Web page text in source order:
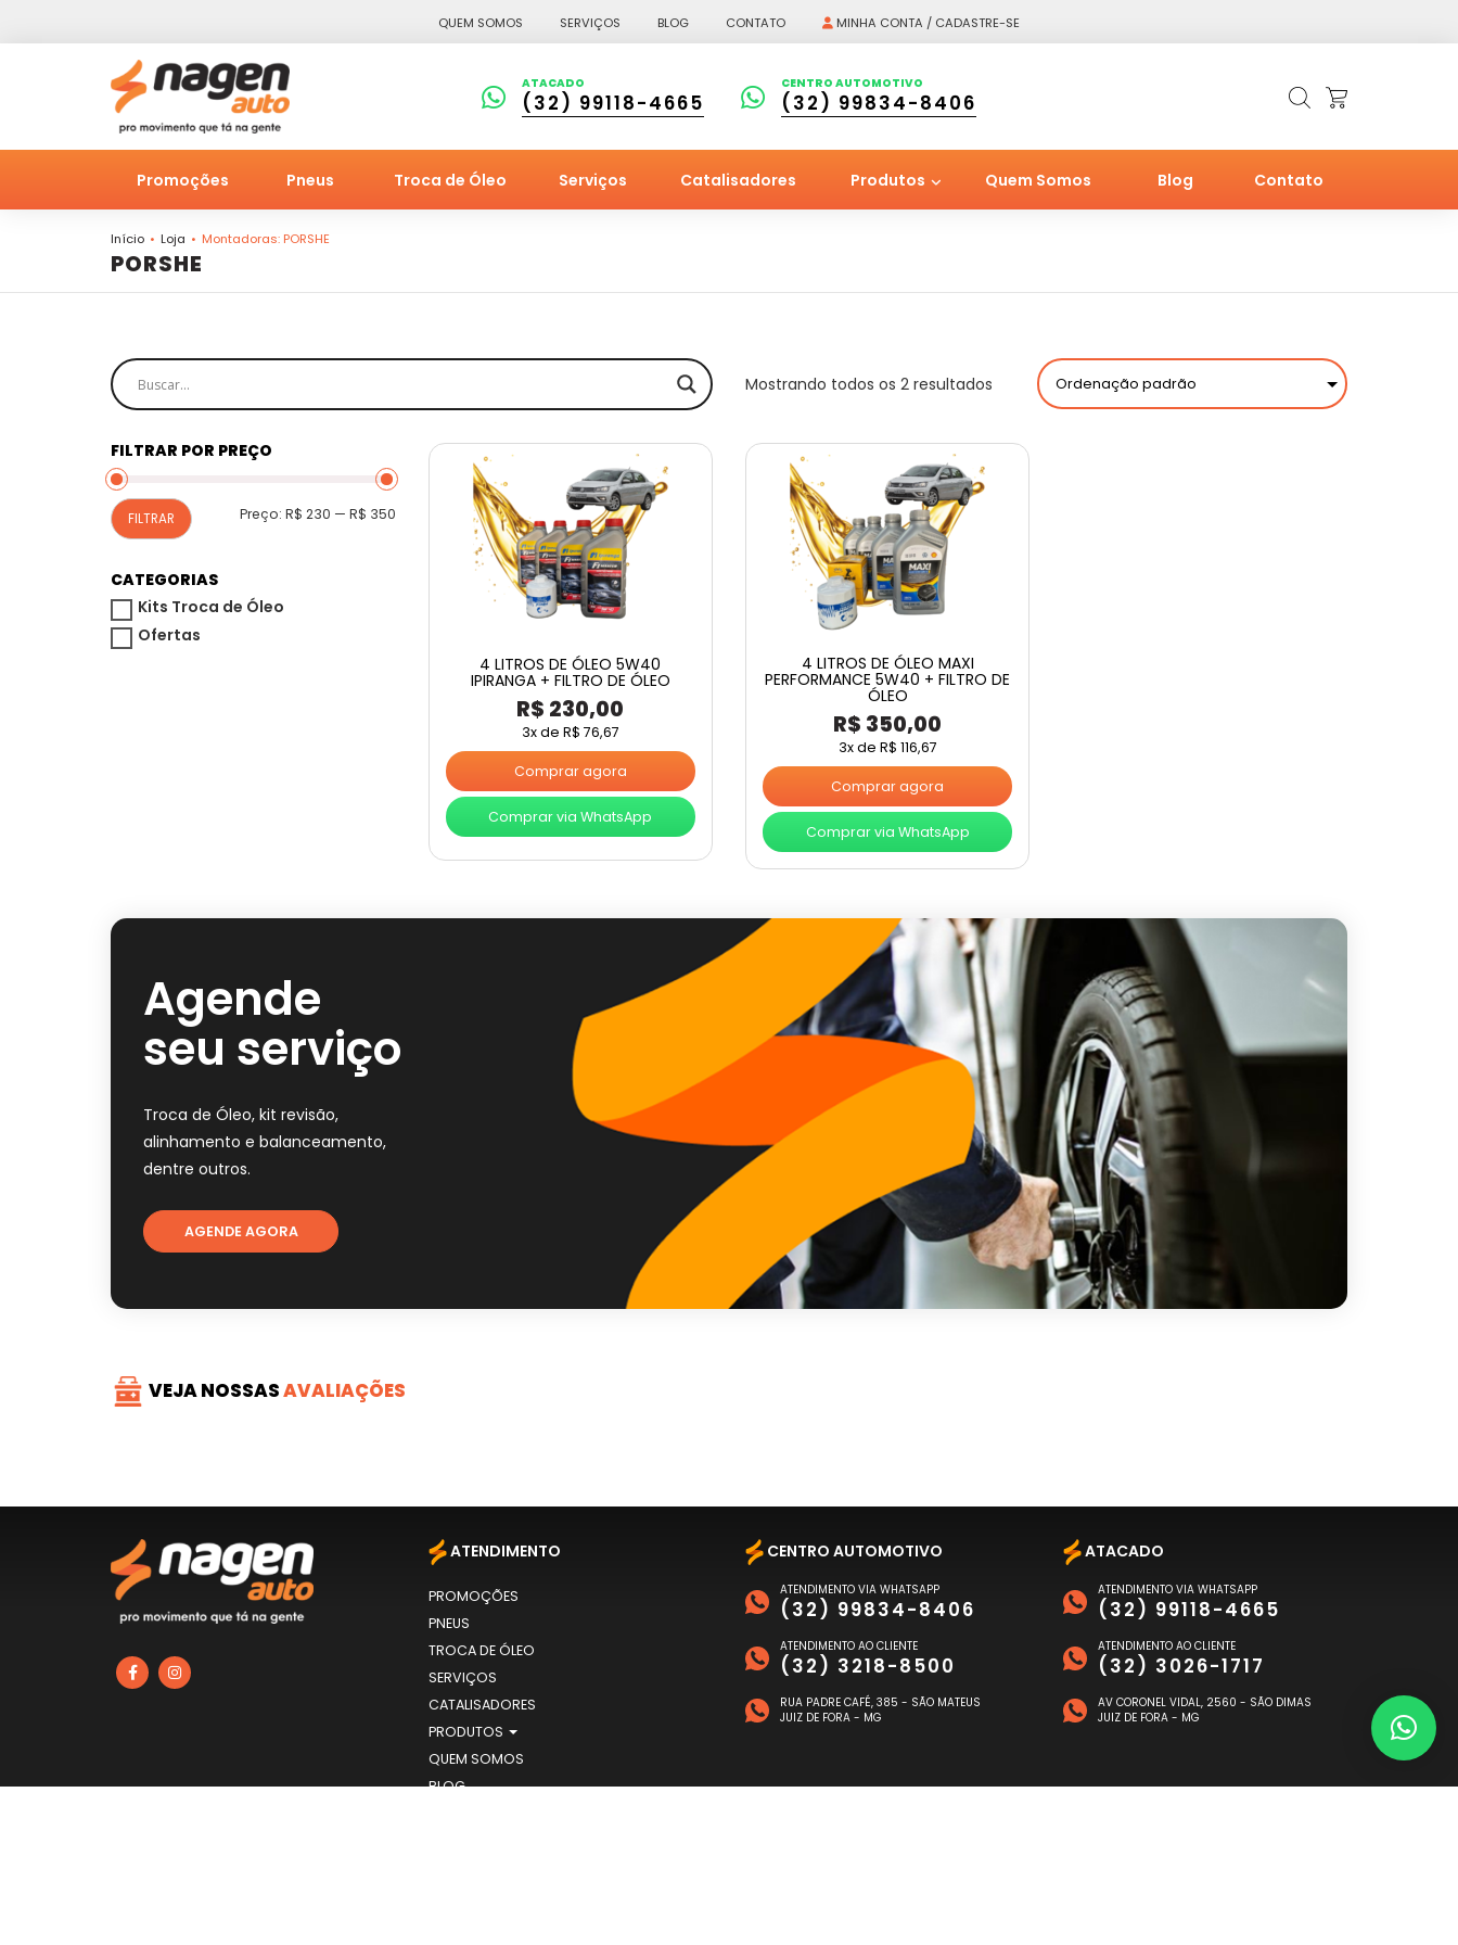
QUEM SOMOS SERVIÇOS BLOG CONTATO MINHA CONTA / CADASTRE-SE
ATACADO
(32) 99118-4665
CENTRO AUTOMOTIVO
(32) 99834-8406
Promoções Pneus Troca de Óleo Serviços Catalisadores Produtos Quem Somos Blog Contato
Início Loja Montadoras: PORSHE
PORSHE
Mostrando todos os 2 resultados
FILTRAR POR PREÇO
Preço
Preço
FILTRAR Preço: R$ 230 — R$ 350
CATEGORIAS
Kits Troca de Óleo
Ofertas
4 LITROS DE ÓLEO 5W40
IPIRANGA + FILTRO DE ÓLEO
R$ 230,00
3x de R$ 76,67
Comprar agora
Comprar via WhatsApp
4 LITROS DE ÓLEO MAXI
PERFORMANCE 5W40 + FILTRO DE
ÓLEO
R$ 350,00
3x de R$ 116,67
Comprar agora
Comprar via WhatsApp
Agende
seu serviço
Troca de Óleo, kit revisão,
alinhamento e balanceamento,
dentre outros.
AGENDE AGORA
VEJA NOSSASAVALIAÇÕES
ATENDIMENTO
PROMOÇÕES
PNEUS
TROCA DE ÓLEO
SERVIÇOS
CATALISADORES
PRODUTOS
QUEM SOMOS
BLOG
CENTRO AUTOMOTIVO
ATENDIMENTO VIA WHATSAPP
(32) 99834-8406
ATENDIMENTO AO CLIENTE
(32) 3218-8500
RUA PADRE CAFÉ, 385 - SÃO MATEUS
JUIZ DE FORA - MG
ATACADO
ATENDIMENTO VIA WHATSAPP
(32) 99118-4665
ATENDIMENTO AO CLIENTE
(32) 3026-1717
AV CORONEL VIDAL, 2560 - SÃO DIMAS
JUIZ DE FORA - MG